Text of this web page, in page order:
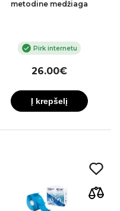
metodine medžiaga
Pirk internetu
26.00€
Į krepšelį